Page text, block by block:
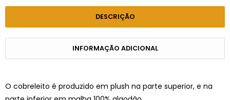
DESCRIÇÃO
INFORMAÇÃO ADICIONAL
O cobreleito é produzido em plush na parte superior, e na